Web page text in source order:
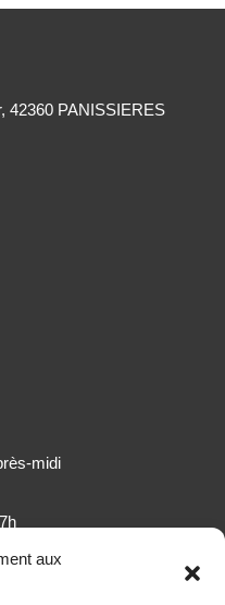
aux
42360 PANISSIERES
midi